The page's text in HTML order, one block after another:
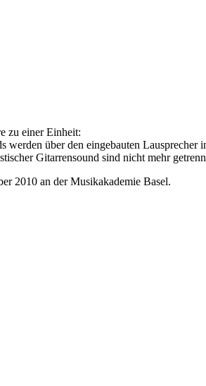
zu einer Einheit:
über den eingebauten Lausprecher
Gitarrensound sind nicht mehr
2010 an der Musikakademie Basel.